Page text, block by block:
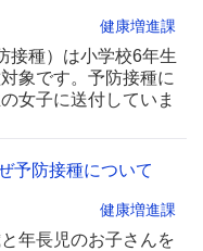
健康増進課
接種）は小学校6年生
象です。予防接種に
女子に送付していま
予防接種について
健康増進課
年長児のお子さんを